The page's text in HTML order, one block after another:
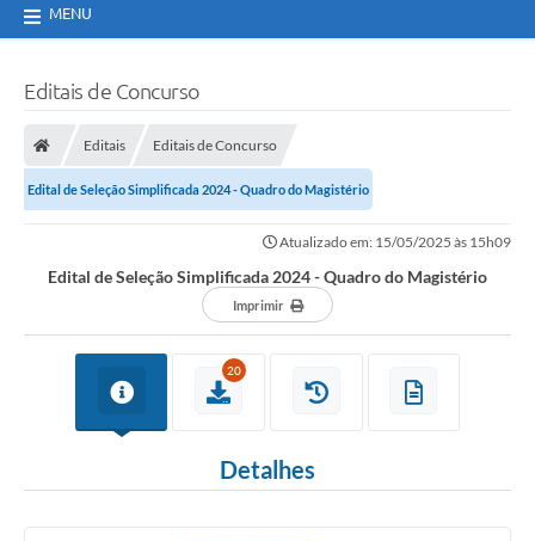
MENU
Editais de Concurso
Editais Editais de Concurso
Edital de Seleção Simplificada 2024 - Quadro do Magistério
Atualizado em: 15/05/2025 às 15h09
Edital de Seleção Simplificada 2024 - Quadro do Magistério
Imprimir
20
Detalhes